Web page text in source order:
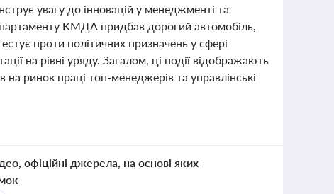
увагу до інновацій у менеджменті та
КМДА придбав дорогий автомобіль,
проти політичних призначень у сфері
на рівні уряду. Загалом, ці події відображають
на ринок праці топ-менеджерів та управлінські
офіційні джерела, на основі яких